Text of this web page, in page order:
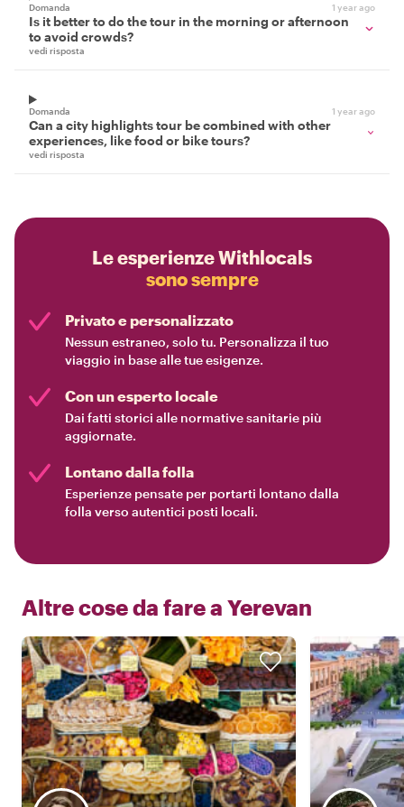
Domanda 1 year ago
Is it better to do the tour in the morning or afternoon
to avoid crowds?
vedi risposta
Domanda 1 year ago
Can a city highlights tour be combined with other
experiences, like food or bike tours?
vedi risposta
Le esperienze Withlocals
sono sempre
Privato e personalizzato
Nessun estraneo, solo tu. Personalizza il tuo
viaggio in base alle tue esigenze.
Con un esperto locale
Dai fatti storici alle normative sanitarie più
aggiornate.
Lontano dalla folla
Esperienze pensate per portarti lontano dalla
folla verso autentici posti locali.
Altre cose da fare a Yerevan